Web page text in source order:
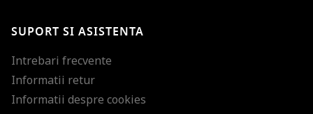
SUPORT SI ASISTENTA
Intrebari frecvente
Informatii retur
Informatii despre cookies